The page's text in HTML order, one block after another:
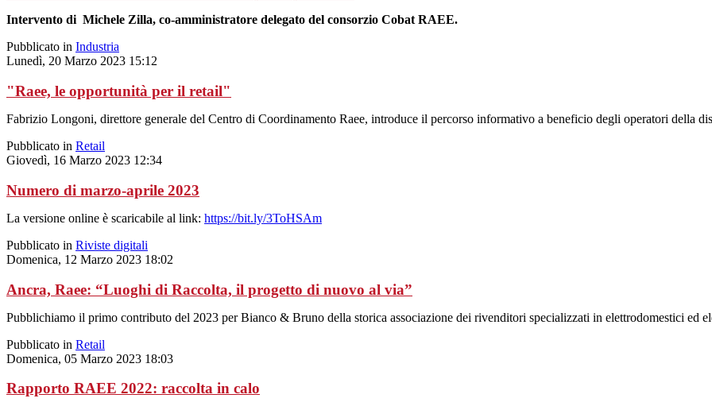
Intervento di Michele Zilla, co-amministratore delegato del consorzio Cobat RAEE.
Pubblicato in Industria
Lunedì, 20 Marzo 2023 15:12
"Raee, le opportunità per il retail"
Fabrizio Longoni, direttore generale del Centro di Coordinamento Raee, introduce il percorso informativo a beneficio degli operatori della
Pubblicato in Retail
Giovedì, 16 Marzo 2023 12:34
Numero di marzo-aprile 2023
La versione online è scaricabile al link: https://bit.ly/3ToHSAm
Pubblicato in Riviste digitali
Domenica, 12 Marzo 2023 18:02
Ancra, Raee: “Luoghi di Raccolta, il progetto di nuovo al via”
Pubblichiamo il primo contributo del 2023 per Bianco & Bruno della storica associazione dei rivenditori specializzati in elettrodomestici ed
Pubblicato in Retail
Domenica, 05 Marzo 2023 18:03
Rapporto RAEE 2022: raccolta in calo